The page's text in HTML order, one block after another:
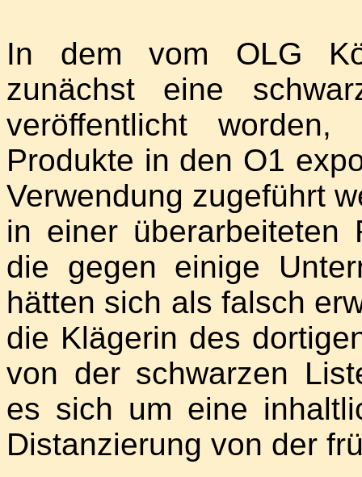
In dem vom OLG
zunächst eine
veröffentlicht
Produkte in den O1
Verwendung zugeführt
in einer überarbeiteten
die gegen einige
hätten sich als falsch
die Klägerin des
von der schwarzen
es sich um eine
Distanzierung von der